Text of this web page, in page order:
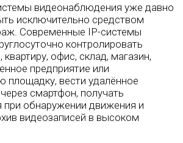
видеонаблюдения уже давно
исключительно средством
Современные IP-системы
контролировать
офис, склад, магазин,
предприятие или
площадку, вести удалённое
смартфон, получать
при обнаружении движения и
видеозаписей в высоком